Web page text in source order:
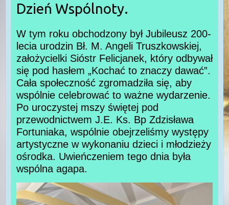
Dzień Wspólnoty.
W tym roku obchodzony był Jubileusz 200-
lecia urodzin Bł. M. Angeli Truszkowskiej,
założycielki Sióstr Felicjanek, który odbywał
się pod hasłem „Kochać to znaczy dawać”.
Cała społeczność zgromadziła się, aby
wspólnie celebrować to ważne wydarzenie.
Po uroczystej mszy świętej pod
przewodnictwem J.E. Ks. Bp Zdzisława
Fortuniaka, wspólnie obejrzeliśmy występy
artystyczne w wykonaniu dzieci i młodzieży
ośrodka. Uwieńczeniem tego dnia była
wspólna agapa.